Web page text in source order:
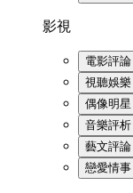
影視
電影評論
視聽娛樂
偶像明星
音樂評析
藝文評論
戀愛情事